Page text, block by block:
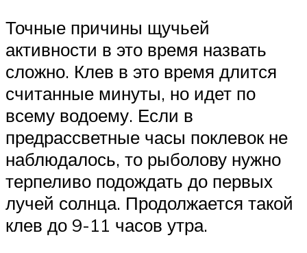
Точные причины щучьей
активности в это время назвать
сложно. Клев в это время длится
считанные минуты, но идет по
всему водоему. Если в
предрассветные часы поклевок не
наблюдалось, то рыболову нужно
терпеливо подождать до первых
лучей солнца. Продолжается такой
клев до 9-11 часов утра.